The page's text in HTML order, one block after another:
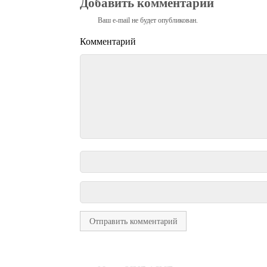
Добавить комментарий
Ваш e-mail не будет опубликован.
Комментарий